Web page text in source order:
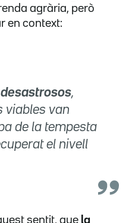
agrària, però
en context:
,
viables van
de la tempesta
el nivell
sentit, que la